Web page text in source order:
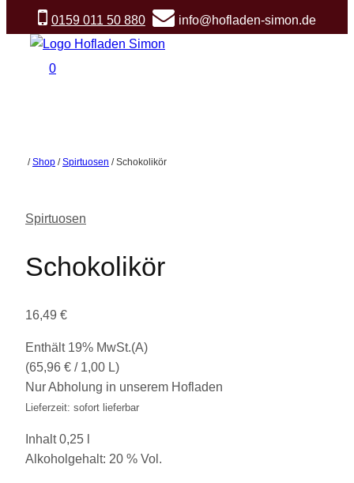
springen
0159 011 50 880 info@hofladen-simon.de
0
/ Shop / Spirtuosen / Schokolikör
Spirtuosen
Schokolikör
16,49 €
Enthält 19% MwSt.(A)
(65,96 € / 1,00 L)
Nur Abholung in unserem Hofladen
Lieferzeit: sofort lieferbar
Inhalt 0,25 l
Alkoholgehalt: 20 % Vol.